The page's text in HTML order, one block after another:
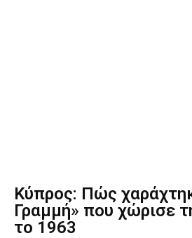
Κύπρος: Πώς
Γραμμή» που χώρισε
το 1963